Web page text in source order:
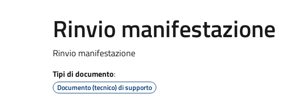
Rinvio manifestazione
Rinvio manifestazione
Tipi di documento:
Documento (tecnico) di supporto